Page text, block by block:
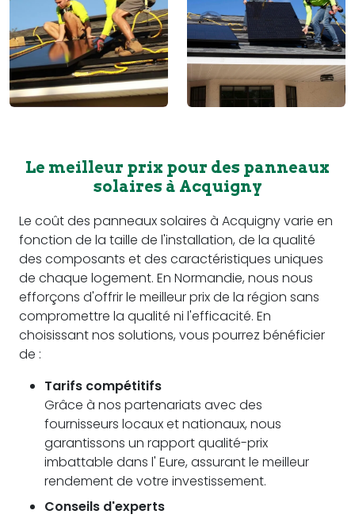
Le meilleur prix pour des panneaux
solaires à Acquigny
Le coût des panneaux solaires à Acquigny varie en
fonction de la taille de l'installation, de la qualité
des composants et des caractéristiques uniques
de chaque logement. En Normandie, nous nous
efforçons d'offrir le meilleur prix de la région sans
compromettre la qualité ni l'efficacité. En
choisissant nos solutions, vous pourrez bénéficier
de :
Tarifs compétitifs
Grâce à nos partenariats avec des
fournisseurs locaux et nationaux, nous
garantissons un rapport qualité-prix
imbattable dans l' Eure, assurant le meilleur
rendement de votre investissement.
Conseils d'experts